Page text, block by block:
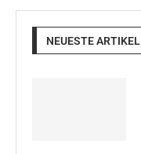
NEUESTE ARTIKEL